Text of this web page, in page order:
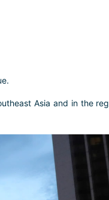
Asia and in the